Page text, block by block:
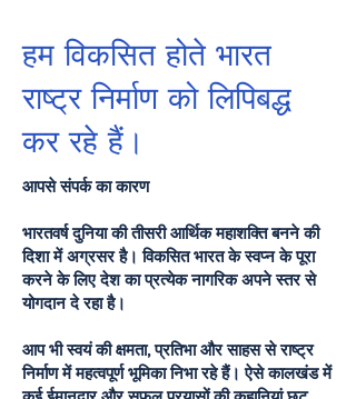
हम विकसित होते भारत
राष्ट्र निर्माण को लिपिबद्ध
कर रहे हैं।
आपसे संपर्क का कारण
भारतवर्ष दुनिया की तीसरी आर्थिक महाशक्ति बनने की
दिशा में अग्रसर है। विकसित भारत के स्वप्न के पूरा
करने के लिए देश का प्रत्येक नागरिक अपने स्तर से
योगदान दे रहा है।
आप भी स्वयं की क्षमता, प्रतिभा और साहस से राष्ट्र
निर्माण में महत्वपूर्ण भूमिका निभा रहे हैं। ऐसे कालखंड में